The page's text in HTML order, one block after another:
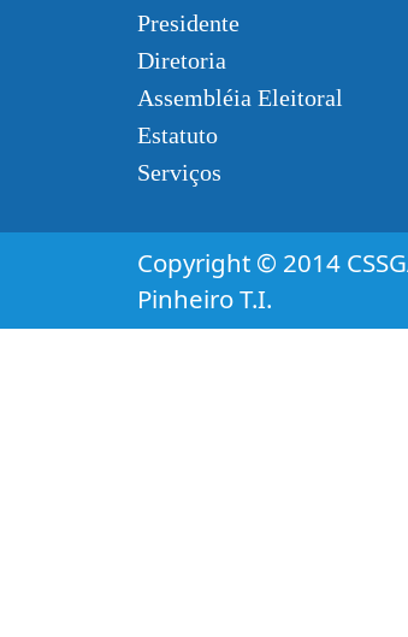
Presidente
Diretoria
Assembléia Eleitoral
Estatuto
Serviços
Copyright © 2014
Pinheiro T.I.